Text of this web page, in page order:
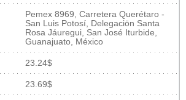
Pemex 8969, Carretera Querétaro -
San Luis Potosí, Delegaciön Santa
Rosa Jáuregui, San José Iturbide,
Guanajuato, México
23.24$
23.69$